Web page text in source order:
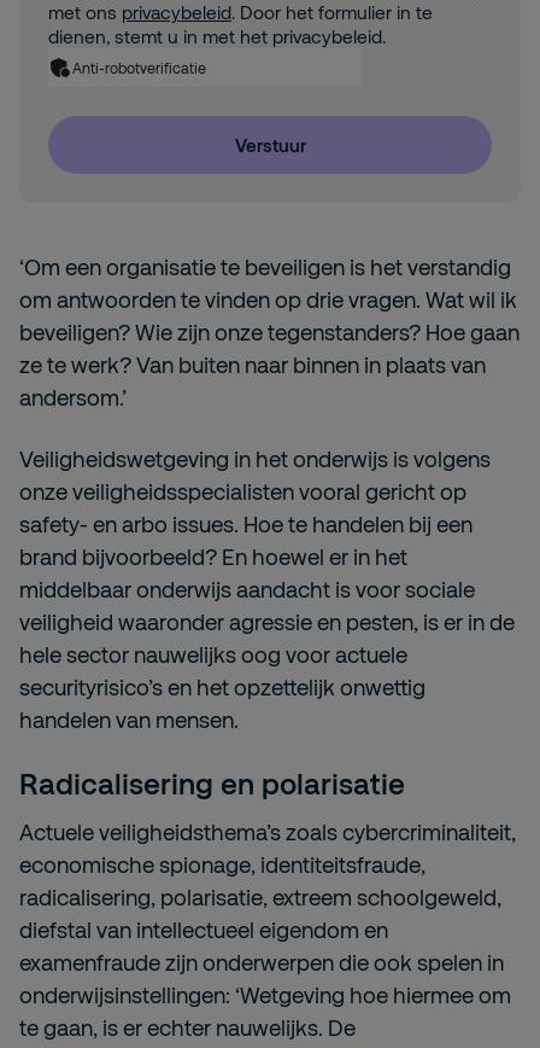
‘Om een organisatie te beveiligen is het verstandig
om antwoorden te vinden op drie vragen. Wat wil ik
beveiligen? Wie zijn onze tegenstanders? Hoe gaan
ze te werk? Van buiten naar binnen in plaats van
andersom.’
Veiligheidswetgeving in het onderwijs is volgens
onze veiligheidsspecialisten vooral gericht op
safety- en arbo issues. Hoe te handelen bij een
brand bijvoorbeeld? En hoewel er in het
middelbaar onderwijs aandacht is voor sociale
veiligheid waaronder agressie en pesten, is er in de
hele sector nauwelijks oog voor actuele
securityrisico’s en het opzettelijk onwettig
handelen van mensen.
Radicalisering en polarisatie
Actuele veiligheidsthema’s zoals cybercriminaliteit,
economische spionage, identiteitsfraude,
radicalisering, polarisatie, extreem schoolgeweld,
diefstal van intellectueel eigendom en
examenfraude zijn onderwerpen die ook spelen in
onderwijsinstellingen: ‘Wetgeving hoe hiermee om
te gaan, is er echter nauwelijks. De
met ons privacybeleid. Door het formulier in te
dienen, stemt u in met het privacybeleid.
Anti-robotverificatie
Verstuur